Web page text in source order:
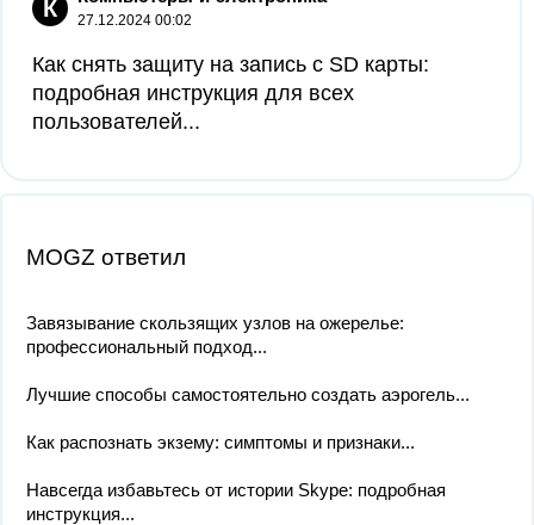
К 27.12.2024 00:02
Как снять защиту на запись с SD карты:
подробная инструкция для всех
пользователей...
MOGZ ответил
Завязывание скользящих узлов на ожерелье:
профессиональный подход...
Лучшие способы самостоятельно создать аэрогель...
Как распознать экзему: симптомы и признаки...
Навсегда избавьтесь от истории Skype: подробная
инструкция...